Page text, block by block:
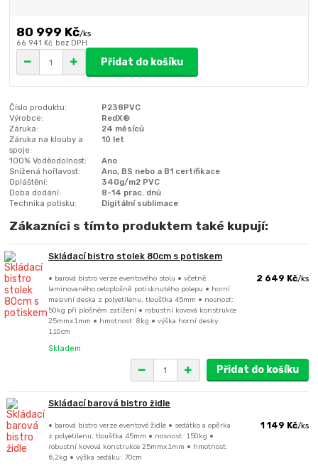
80 999 Kč/ks
66 941 Kč bez DPH
Přidat do košíku
Číslo produktu:
P238PVC
Výrobce:
RedX®
Záruka:
24 měsíců
Záruka na klouby a
spoje:
10 let
100% Voděodolnost:
Ano
Snížená hořlavost:
Ano, BS nebo a B1 certifikace
Opláštění:
340g/m2 PVC
Doba dodání:
8-14 prac. dnů
Technika potisku:
Digitální sublimace
Zákazníci s tímto produktem také kupují:
Skládací bistro stolek 80cm s potiskem
• barová bistro verze eventového stolu • včetně
laminovaného celoplošně potisknutého polepu • horní
masivní deska z polyetilenu, tloušťka 45mm • nosnost:
50kg při plošném zatížení • robustní kovová konstrukce
25mmx1mm • hmotnost: 8kg • výška horní desky:
110cm
2 649 Kč/ks
Skladem
Přidat do košíku
Skládací barová bistro židle
• barová bistro verze eventové židle • sedátko a opěrka
z polyetilenu, tloušťka 45mm • nosnost: 150kg •
robustní kovová konstrukce 25mmx1mm • hmotnost:
6,2kg • výška sedáku: 70cm
1 149 Kč/ks